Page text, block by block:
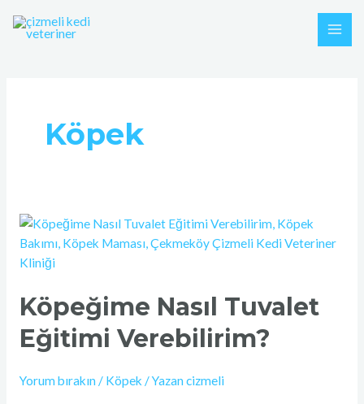
atla
Köpek
Köpeğime Nasıl Tuvalet
Eğitimi Verebilirim?
Yorum bırakın / Köpek / Yazan cizmeli
Köpeğime
Nasıl
Tuvalet
Verebilirim?